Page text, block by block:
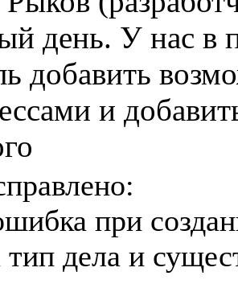
день. У нас в
добавить
и
при
тип дела и